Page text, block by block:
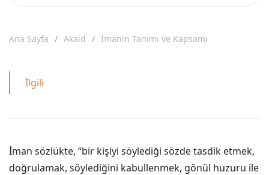
Ana Sayfa Akaid İmanın Tanımı ve Kapsamı
İlgili
İman sözlükte, “bir kişiyi söylediği sözde tasdik etmek,
doğrulamak, söylediğini kabullenmek, gönül huzuru ile